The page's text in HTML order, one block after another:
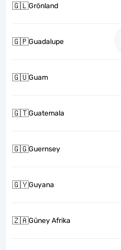
🇬🇱Grönland
🇬🇵Guadalupe
🇬🇺Guam
🇬🇹Guatemala
🇬🇬Guernsey
🇬🇾Guyana
🇿🇦Güney Afrika